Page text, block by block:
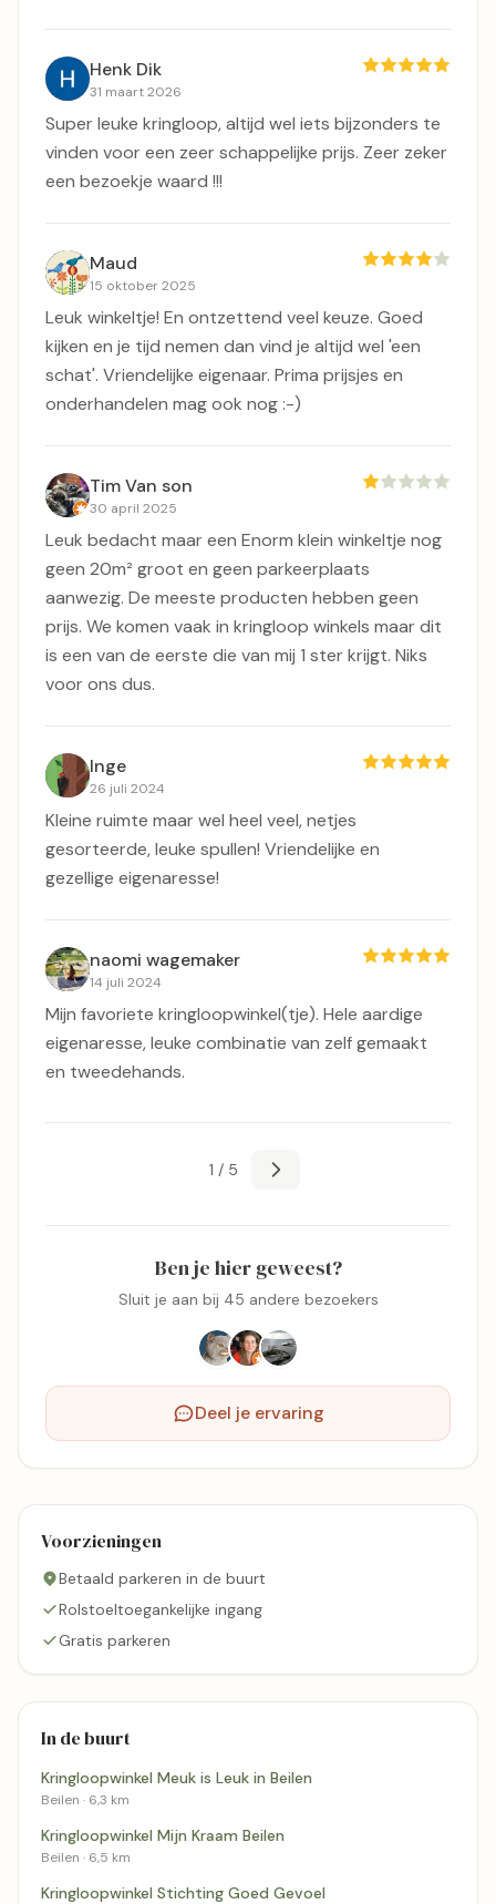
Henk Dik
31 maart 2026
Super leuke kringloop, altijd wel iets bijzonders te
vinden voor een zeer schappelijke prijs. Zeer zeker
een bezoekje waard !!!
Maud
15 oktober 2025
Leuk winkeltje! En ontzettend veel keuze. Goed
kijken en je tijd nemen dan vind je altijd wel 'een
schat'. Vriendelijke eigenaar. Prima prijsjes en
onderhandelen mag ook nog :-)
Tim Van son
30 april 2025
Leuk bedacht maar een Enorm klein winkeltje nog
geen 20m² groot en geen parkeerplaats
aanwezig. De meeste producten hebben geen
prijs. We komen vaak in kringloop winkels maar dit
is een van de eerste die van mij 1 ster krijgt. Niks
voor ons dus.
Inge
26 juli 2024
Kleine ruimte maar wel heel veel, netjes
gesorteerde, leuke spullen! Vriendelijke en
gezellige eigenaresse!
naomi wagemaker
14 juli 2024
Mijn favoriete kringloopwinkel(tje). Hele aardige
eigenaresse, leuke combinatie van zelf gemaakt
en tweedehands.
1 / 5
Ben je hier geweest?
Sluit je aan bij 45 andere bezoekers
Deel je ervaring
Voorzieningen
Betaald parkeren in de buurt
Rolstoeltoegankelijke ingang
Gratis parkeren
In de buurt
Kringloopwinkel Meuk is Leuk in Beilen
Beilen · 6,3 km
Kringloopwinkel Mijn Kraam Beilen
Beilen · 6,5 km
Kringloopwinkel Stichting Goed Gevoel